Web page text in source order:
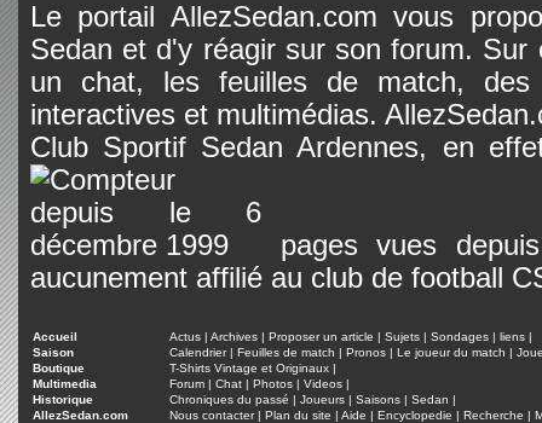
Le portail AllezSedan.com vous
Sedan et d'y réagir sur son forum.
un chat, les feuilles de match, des
interactives et multimédias.
Club Sportif Sedan Ardennes, en
pages vues
aucunement affilié au club de football
Accueil Actus | Archives | Proposer un article | Sujets | Sondages | liens |
Saison
Calendrier| Feuilles de match | Pronos | Le joueur du match |
Boutique
T-Shirts Vintage et Originaux |
Multimedia
Forum | Chat | Photos | Videos |
Historique
Chroniques du passé | Joueurs | Saisons | Sedan |
AllezSedan.com
Nous contacter| Plan du site | Aide | Encyclopedie | Recherche |